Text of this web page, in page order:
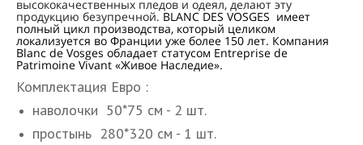
высококачественных пледов и одеял, делают эту
продукцию безупречной. BLANC DES VOSGES имеет
полный цикл производства, который целиком
локализуется во Франции уже более 150 лет. Компания
Blanc de Vosges обладает статусом Entreprise de
Patrimoine Vivant «Живое Наследие».
Комплектация Евро :
наволочки 50*75 см - 2 шт.
простынь 280*320 см - 1 шт.